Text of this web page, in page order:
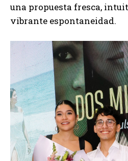
una propuesta fresca,
vibrante espontaneidad.